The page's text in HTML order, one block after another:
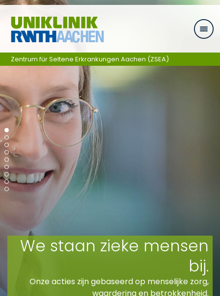
Ga naar navigatie
Zentrum für Seltene Erkrankungen Aachen (ZSEA)